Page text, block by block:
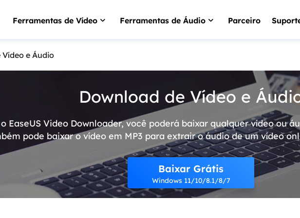
Ferramentas de Vídeo
commerce
Video
Baixar YouTube vídeo
VideoKit
Kit de ferramentas
tudo-em-um
Ferramentas de Áudio
Mudar a voz em
EaseUS
Gerador de voz de
Parceiro
Vídeo e Áudio
Download de Vídeo e
EaseUS Video Downloader, você poderá baixar qualquer vídeo ou
pode baixar o vídeo em MP3 para extrair o áudio de um vídeo
Baixar Grátis
Windows 11/10/8.1/8/7